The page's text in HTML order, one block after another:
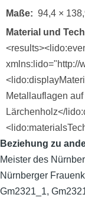
Maße
94,4 ×
Material und
xmlns:lido="http://
Metallauflagen
Lärchenholz</
Beziehung zu
Meister des
Nürnberger
Gm2321_1,